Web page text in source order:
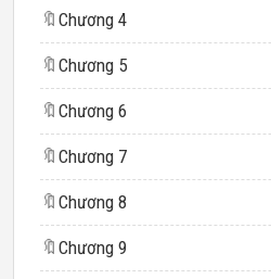
🔖 Chương 4
🔖 Chương 5
🔖 Chương 6
🔖 Chương 7
🔖 Chương 8
🔖 Chương 9